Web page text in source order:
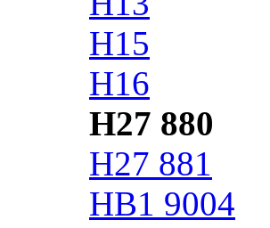
H15
H16
H27 880
H27 881
HB1 9004